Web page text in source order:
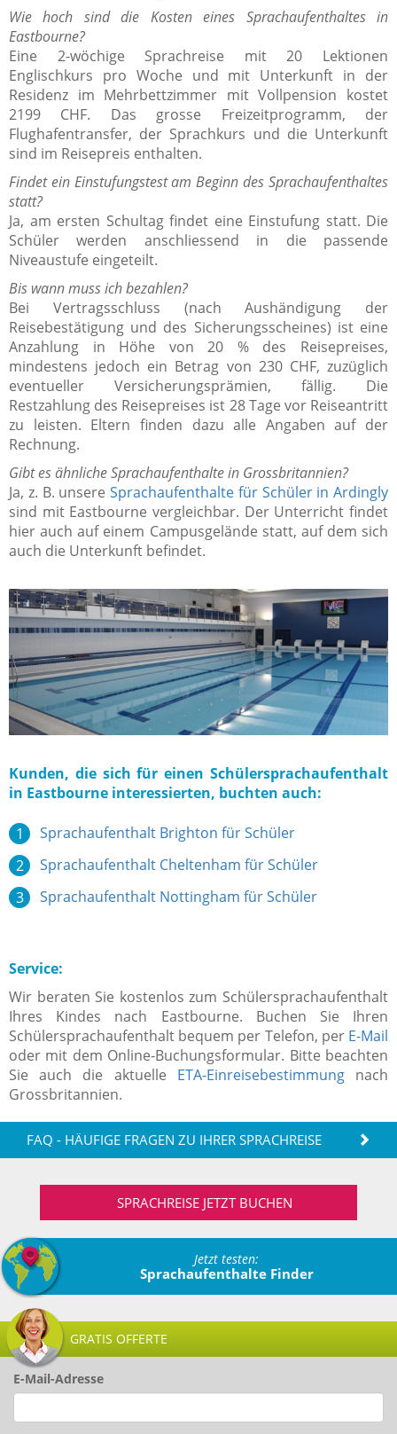
Wie hoch sind die Kosten eines Sprachaufenthaltes in
Eastbourne?
Eine 2-wöchige Sprachreise mit 20 Lektionen
Englischkurs pro Woche und mit Unterkunft in der
Residenz im Mehrbettzimmer mit Vollpension kostet
2199 CHF. Das grosse Freizeitprogramm, der
Flughafentransfer, der Sprachkurs und die Unterkunft
sind im Reisepreis enthalten.
Findet ein Einstufungstest am Beginn des Sprachaufenthaltes
statt?
Ja, am ersten Schultag findet eine Einstufung statt. Die
Schüler werden anschliessend in die passende
Niveaustufe eingeteilt.
Bis wann muss ich bezahlen?
Bei Vertragsschluss (nach Aushändigung der
Reisebestätigung und des Sicherungsscheines) ist eine
Anzahlung in Höhe von 20 % des Reisepreises,
mindestens jedoch ein Betrag von 230 CHF, zuzüglich
eventueller Versicherungsprämien, fällig. Die
Restzahlung des Reisepreises ist 28 Tage vor Reiseantritt
zu leisten. Eltern finden dazu alle Angaben auf der
Rechnung.
Gibt es ähnliche Sprachaufenthalte in Grossbritannien?
Ja, z. B. unsere Sprachaufenthalte für Schüler in Ardingly
sind mit Eastbourne vergleichbar. Der Unterricht findet
hier auch auf einem Campusgelände statt, auf dem sich
auch die Unterkunft befindet.
Kunden, die sich für einen Schülersprachaufenthalt
in Eastbourne interessierten, buchten auch:
Sprachaufenthalt Brighton für Schüler
Sprachaufenthalt Cheltenham für Schüler
Sprachaufenthalt Nottingham für Schüler
Service:
Wir beraten Sie kostenlos zum Schülersprachaufenthalt
Ihres Kindes nach Eastbourne. Buchen Sie Ihren
Schülersprachaufenthalt bequem per Telefon, per E-Mail
oder mit dem Online-Buchungsformular. Bitte beachten
Sie auch die aktuelle ETA-Einreisebestimmungnach
Grossbritannien.
FAQ - HÄUFIGE FRAGEN ZU IHRER SPRACHREISE
SPRACHREISE JETZT BUCHEN
Jetzt testen:
Sprachaufenthalte Finder
GRATIS OFFERTE
E-Mail-Adresse